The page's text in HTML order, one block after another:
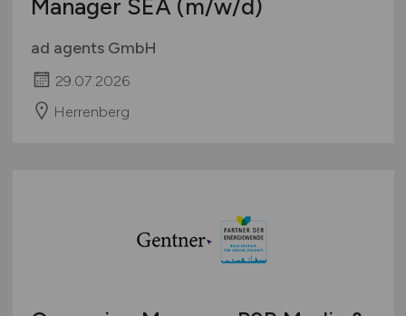
Manager SEA (m/w/d)
ad agents GmbH
29.07.2026
Herrenberg